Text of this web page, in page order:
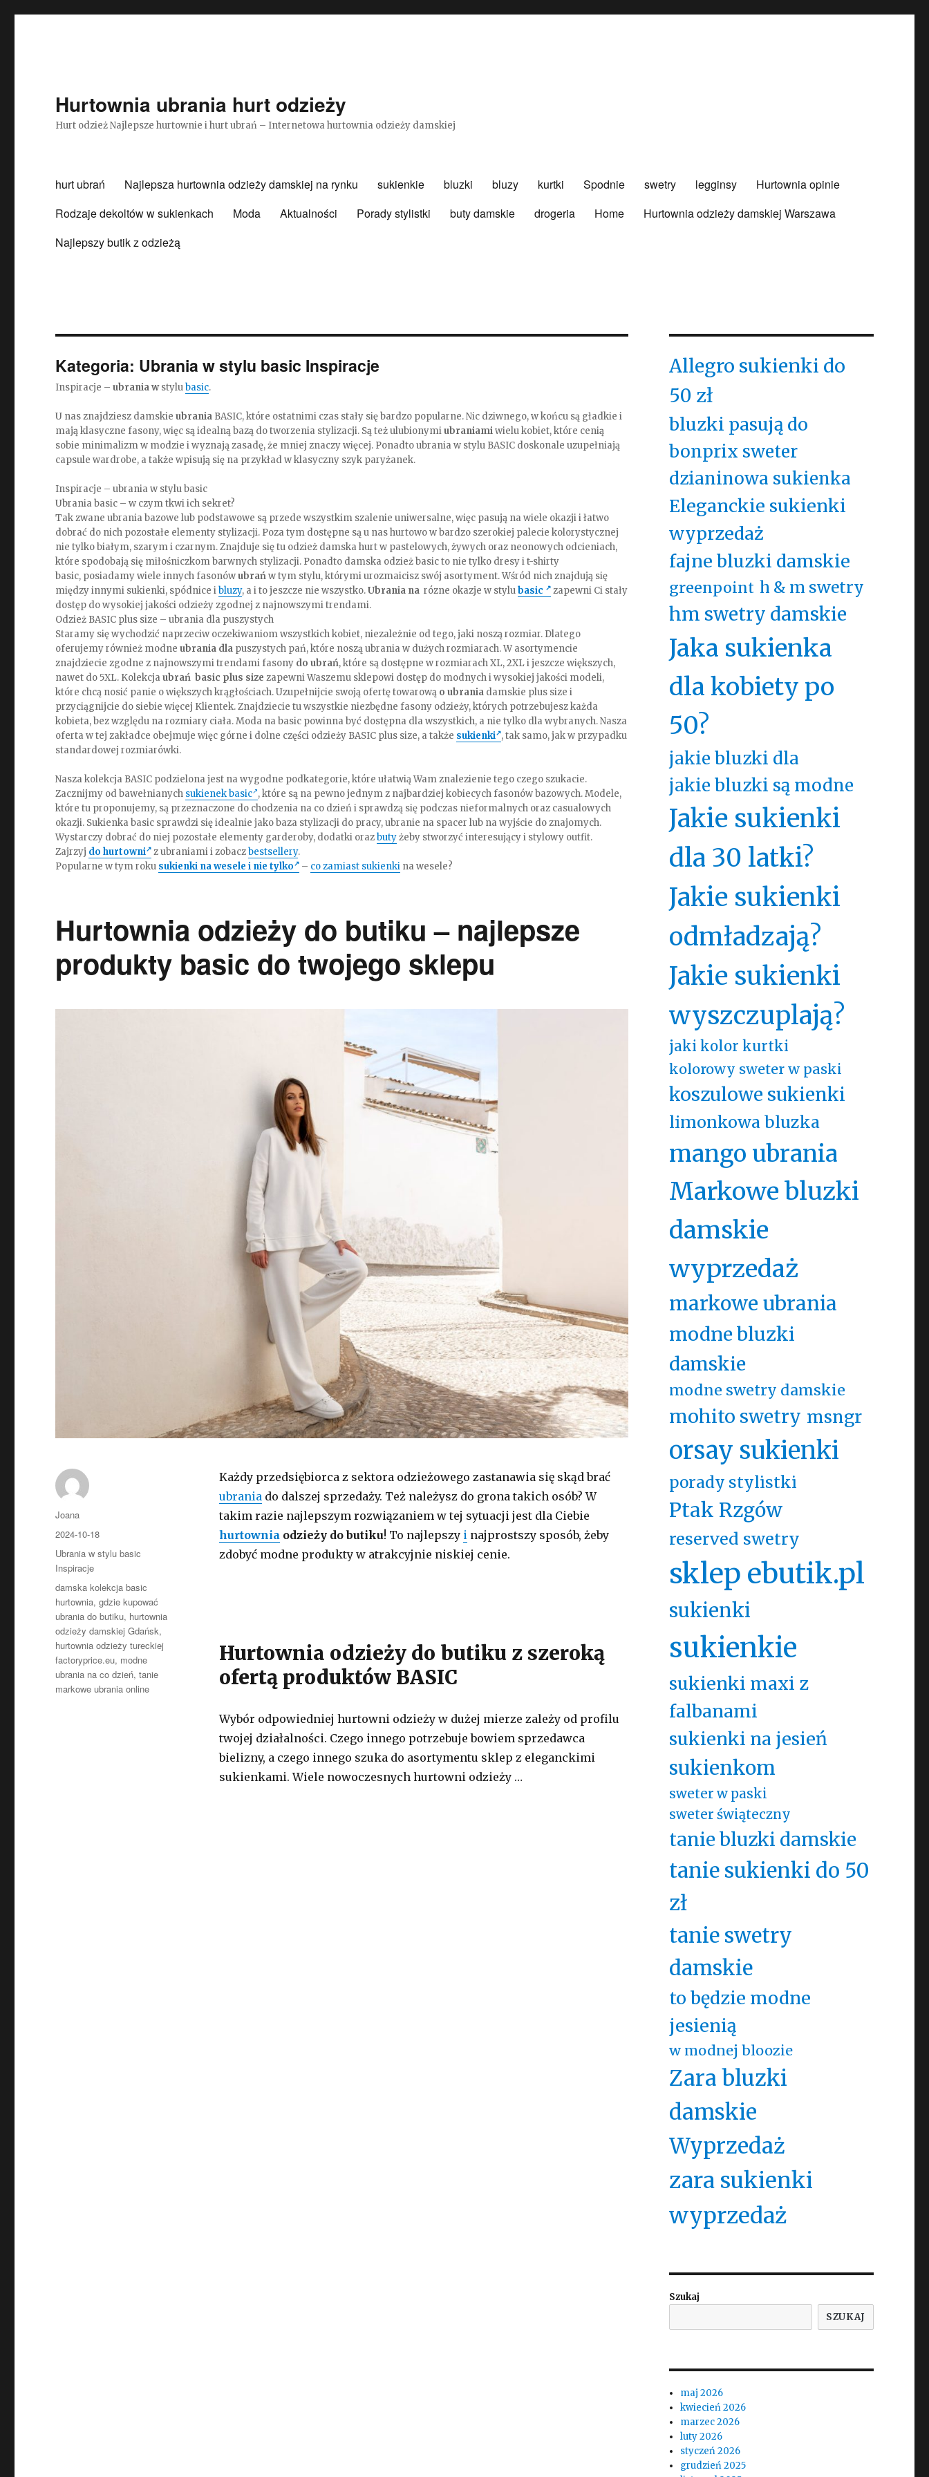
Hurtownia ubrania hurt odzieży
Hurt odzież Najlepsze hurtownie i hurt ubrań – Internetowa hurtownia odzieży damskiej
hurt ubrań Najlepsza hurtownia odzieży damskiej na rynku sukienkie bluzki bluzy kurtki Spodnie swetry legginsy
Hurtownia opinie
Rodzaje dekoltów w sukienkach
Moda Aktualności Porady stylistki buty damskie drogeria Home
Hurtownia odzieży damskiej Warszawa
Najlepszy butik z odzieżą
Kategoria: Ubrania w stylu basic Inspiracje
Inspiracje –ubrania wstylubasic.
U nas znajdziesz damskieubrania BASIC, które ostatnimi czas stały się bardzo popularne. Nic dziwnego, w końcu są gładkie i
mają klasyczne fasony, więc są idealną bazą do tworzenia stylizacji. Są też ulubionymiubraniamiwielu kobiet, które cenią
sobie minimalizm w modzie i wyznają zasadę, że mniej znaczy więcej. Ponadto ubrania w stylu BASIC doskonale uzupełniają
capsule wardrobe, a także wpisują się na przykład w klasyczny szyk paryżanek.
Inspiracje – ubrania w stylu basic
Ubrania basic – w czym tkwi ich sekret?
Tak zwane ubrania bazowe lub podstawowe są przede wszystkim szalenie uniwersalne, więc pasują na wiele okazji i łatwo
dobrać do nich pozostałe elementy stylizacji. Poza tym dostępne są u nas hurtowo w bardzo szerokiej palecie kolorystycznej
nie tylko białym, szarym i czarnym. Znajduje się tu odzież damska hurt w pastelowych, żywych oraz neonowych odcieniach,
które spodobają się miłośniczkom barwnych stylizacji. Ponadto damska odzież basic to nie tylko dresy i t-shirty
basic, posiadamy wiele innych fasonówubrańw tym stylu, którymi urozmaicisz swój asortyment. Wśród nich znajdują się
między innymi sukienki, spódnice ibluzy, a i to jeszcze nie wszystko.Ubrania na rózne okazje w stylubasic
zapewni Ci stały
dostęp do wysokiej jakości odzieży zgodnej z najnowszymi trendami.
Odzież BASIC plus size – ubrania dla puszystych
Staramy się wychodzić naprzeciw oczekiwaniom wszystkich kobiet, niezależnie od tego, jaki noszą rozmiar. Dlatego
oferujemy również modneubrania dla puszystych pań, które noszą ubrania w dużych rozmiarach. W asortymencie
znajdziecie zgodne z najnowszymi trendami fasony do ubrań, które są dostępne w rozmiarach XL, 2XL i jeszcze większych,
nawet do 5XL. Kolekcjaubrań basic plus size zapewni Waszemu sklepowi dostęp do modnych i wysokiej jakości modeli,
które chcą nosić panie o większych krągłościach. Uzupełnijcie swoją ofertę towarową o ubrania damskie plus size i
przyciągnijcie do siebie więcej Klientek. Znajdziecie tu wszystkie niezbędne fasony odzieży, których potrzebujesz każda
kobieta, bez względu na rozmiary ciała. Moda na basic powinna być dostępna dla wszystkich, a nie tylko dla wybranych. Nasza
oferta w tej zakładce obejmuje więc górne i dolne części odzieży BASIC plus size, a także sukienki , tak samo, jak w przypadku
standardowej rozmiarówki.
Nasza kolekcja BASIC podzielona jest na wygodne podkategorie, które ułatwią Wam znalezienie tego czego szukacie.
Zacznijmy od bawełnianych sukienek basic , które są na pewno jednym z najbardziej kobiecych fasonów bazowych. Modele,
które tu proponujemy, są przeznaczone do chodzenia na co dzień i sprawdzą się podczas nieformalnych oraz casualowych
okazji. Sukienka basic sprawdzi się idealnie jako baza stylizacji do pracy, ubranie na spacer lub na wyjście do znajomych.
Wystarczy dobrać do niej pozostałe elementy garderoby, dodatki orazbutyżeby stworzyć interesujący i stylowy outfit.
Zajrzyj do hurtowni z ubraniami i zobaczbestsellery.
Popularne w tym roku sukienki na wesele i nie tylko – co zamiast sukienki na wesele?
Hurtownia odzieży do butiku – najlepsze
produkty basic do twojego sklepu
Każdy przedsiębiorca z sektora odzieżowego zastanawia się skąd brać
ubraniado dalszej sprzedaży. Też należysz do grona takich osób? W
takim razie najlepszym rozwiązaniem w tej sytuacji jest dla Ciebie
hurtowniaodzieży do butiku! To najlepszy inajprostszy sposób, żeby
zdobyć modne produkty w atrakcyjnie niskiej cenie.
Hurtownia odzieży do butiku z szeroką
ofertą produktów BASIC
Wybór odpowiedniej hurtowni odzieży w dużej mierze zależy od profilu
twojej działalności. Czego innego potrzebuje bowiem sprzedawca
bielizny, a czego innego szuka do asortymentu sklep z eleganckimi
sukienkami. Wiele nowoczesnych hurtowni odzieży …
Autor
Joana
Opublikowano
2024-10-18
Kategorie
Ubrania w stylu basic
Inspiracje
Tagi
damska kolekcja basic
hurtownia,gdzie kupować
ubrania do butiku, hurtownia
odzieży damskiej Gdańsk,
hurtownia odzieży tureckiej
factoryprice.eu, modne
ubrania na co dzień,tanie
markowe ubrania online
Allegro sukienki do
50 zł
bluzki pasują do
bonprix sweter
dzianinowa sukienka
Eleganckie sukienki
wyprzedaż
fajne bluzki damskie
greenpoint h & m swetry
hm swetry damskie
Jaka sukienka
dla kobiety po
50?
jakie bluzki dla
jakie bluzki są modne
Jakie sukienki
dla 30 latki?
Jakie sukienki
odmładzają?
Jakie sukienki
wyszczuplają?
jaki kolor kurtki
kolorowy sweter w paski
koszulowe sukienki
limonkowa bluzka
mango ubrania
Markowe bluzki
damskie
wyprzedaż
markowe ubrania
modne bluzki
damskie
modne swetry damskie
mohito swetry msngr
orsay sukienki
porady stylistki
Ptak Rzgów
reserved swetry
sklep ebutik.pl
sukienki
sukienkie
sukienki maxi z
falbanami
sukienki na jesień
sukienkom
sweter w paski
sweter świąteczny
tanie bluzki damskie
tanie sukienki do 50
zł
tanie swetry
damskie
to będzie modne
jesienią
w modnej bloozie
Zara bluzki
damskie
Wyprzedaż
zara sukienki
wyprzedaż
Szukaj
SZUKAJ
maj 2026
kwiecień 2026
marzec 2026
luty 2026
styczeń 2026
grudzień 2025